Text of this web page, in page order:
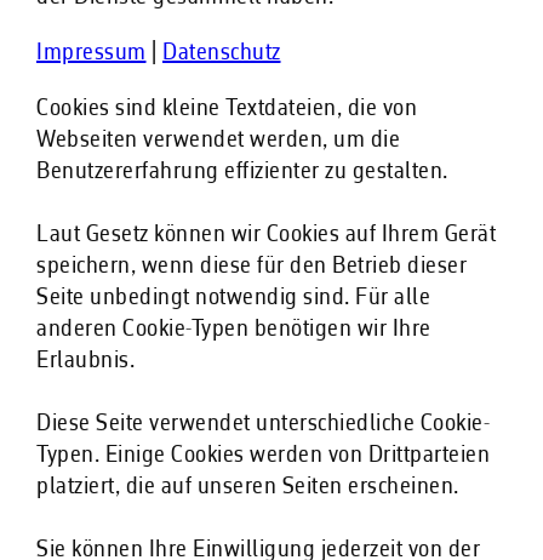
Impressum Datenschutz
Cookies sind kleine Textdateien, die von
Webseiten verwendet werden, um die
Benutzererfahrung effizienter zu gestalten.
Laut Gesetz können wir Cookies auf Ihrem Gerät
speichern, wenn diese für den Betrieb dieser
Seite unbedingt notwendig sind. Für alle
anderen Cookie-Typen benötigen wir Ihre
Erlaubnis.
Diese Seite verwendet unterschiedliche Cookie-
Typen. Einige Cookies werden von Drittparteien
platziert, die auf unseren Seiten erscheinen.
Sie können Ihre Einwilligung jederzeit von der